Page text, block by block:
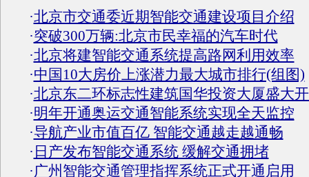
·北京市交通委近期智能交通建设项目介绍
·突破300万辆:北京市民幸福的汽车时代
·北京将建智能交通系统提高路网利用效率
·中国10大房价上涨潜力最大城市排行(组图)
·北京东二环标志性建筑国华投资大厦盛大
·明年开通奥运交通智能系统实现全天监控
·导航产业市值百亿 智能交通越走越通畅
· 日产发布智能交通系统 缓解交通拥堵
·广州智能交通管理指挥系统正式开通启用